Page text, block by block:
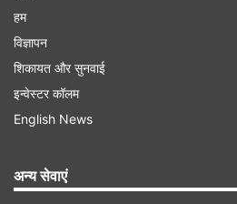
हम
विज्ञापन
शिकायत और सुनवाई
इन्वेस्टर कॉलम
English News
अन्य सेवाएं